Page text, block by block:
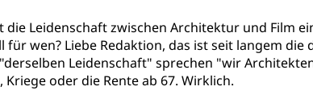
die Leidenschaft zwischen Architektur und Film
für wen? Liebe Redaktion, das ist seit langem
Leidenschaft" sprechen "wir
Kriege oder die Rente ab 67. Wirklich.